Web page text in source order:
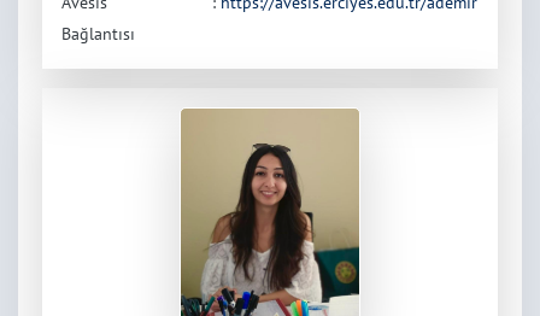
Bağlantısı